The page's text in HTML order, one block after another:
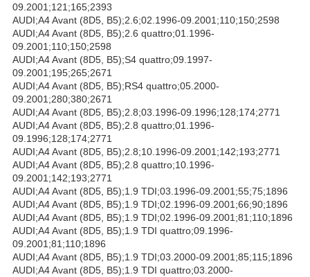
09.2001;121;165;2393
AUDI;A4 Avant (8D5, B5);2.6;02.1996-09.2001;110;150;2598
AUDI;A4 Avant (8D5, B5);2.6 quattro;01.1996-
09.2001;110;150;2598
AUDI;A4 Avant (8D5, B5);S4 quattro;09.1997-
09.2001;195;265;2671
AUDI;A4 Avant (8D5, B5);RS4 quattro;05.2000-
09.2001;280;380;2671
AUDI;A4 Avant (8D5, B5);2.8;03.1996-09.1996;128;174;2771
AUDI;A4 Avant (8D5, B5);2.8 quattro;01.1996-
09.1996;128;174;2771
AUDI;A4 Avant (8D5, B5);2.8;10.1996-09.2001;142;193;2771
AUDI;A4 Avant (8D5, B5);2.8 quattro;10.1996-
09.2001;142;193;2771
AUDI;A4 Avant (8D5, B5);1.9 TDI;03.1996-09.2001;55;75;1896
AUDI;A4 Avant (8D5, B5);1.9 TDI;02.1996-09.2001;66;90;1896
AUDI;A4 Avant (8D5, B5);1.9 TDI;02.1996-09.2001;81;110;1896
AUDI;A4 Avant (8D5, B5);1.9 TDI quattro;09.1996-
09.2001;81;110;1896
AUDI;A4 Avant (8D5, B5);1.9 TDI;03.2000-09.2001;85;115;1896
AUDI;A4 Avant (8D5, B5);1.9 TDI quattro;03.2000-